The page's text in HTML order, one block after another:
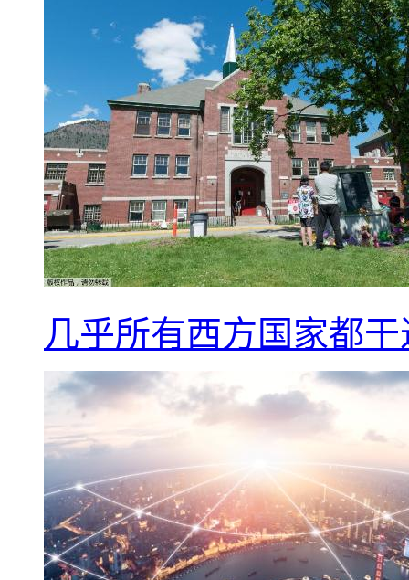
几乎所有西方国家都